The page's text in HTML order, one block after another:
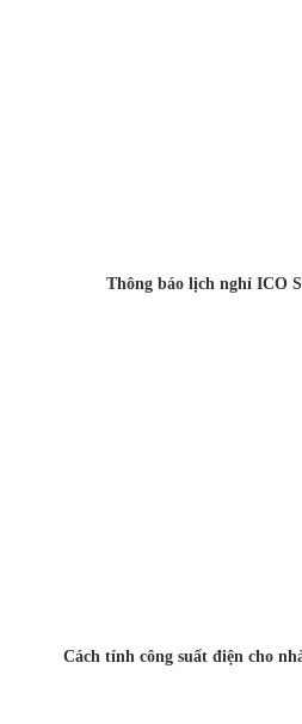
Thông báo lịch nghỉ ICO
Cách tính công suất điện cho